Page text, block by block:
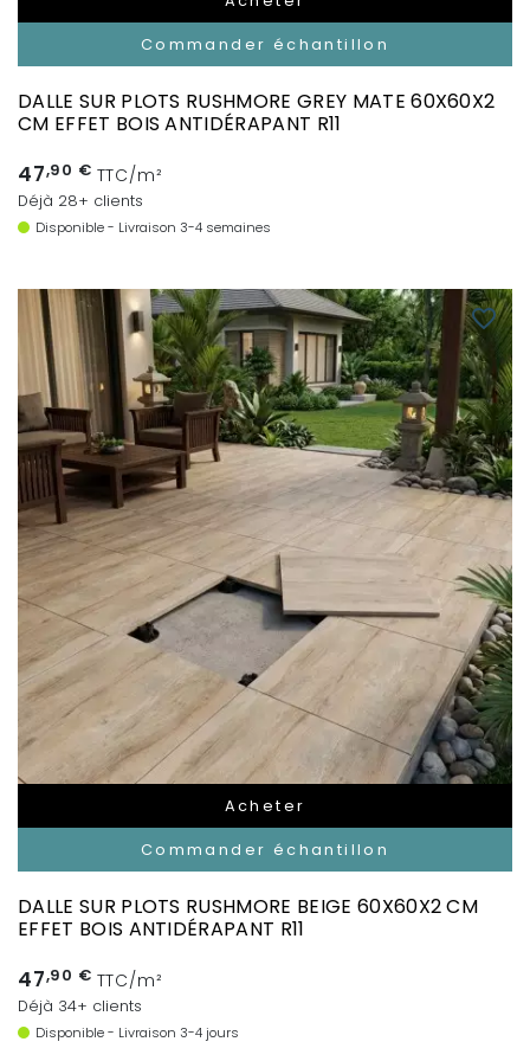
Commander échantillon
DALLE SUR PLOTS RUSHMORE GREY MATE 60X60X2
CM EFFET BOIS ANTIDÉRAPANT R11
47,90 € TTC/m²
Déjà 28+ clients
Disponible - Livraison 3-4 semaines
Acheter
Commander échantillon
favorite_border
DALLE SUR PLOTS RUSHMORE BEIGE 60X60X2 CM
EFFET BOIS ANTIDÉRAPANT R11
47,90 € TTC/m²
Déjà 34+ clients
Disponible - Livraison 3-4 jours